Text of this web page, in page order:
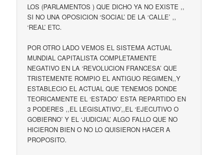
LOS (PARLAMENTOS ) QUE DICHO YA NO EXISTE ,,
SI NO UNA OPOSICION ‘SOCIAL’ DE LA ‘CALLE’ ,,
‘REAL’ ETC.
POR OTRO LADO VEMOS EL SISTEMA ACTUAL
MUNDIAL CAPITALISTA COMPLETAMENTE
NEGATIVO EN LA ‘REVOLUCION FRANCESA’ QUE
TRISTEMENTE ROMPIO EL ANTIGUO REGIMEN,,Y
ESTABLECIO EL ACTUAL QUE TENEMOS DONDE
TEORICAMENTE EL ‘ESTADO’ ESTA REPARTIDO EN
3 PODERES ,,EL LEGISLATIVO’,,EL ‘EJECUTIVO O
GOBIERNO’ Y EL ‘JUDICIAL’ ALGO FALLO QUE NO
HICIERON BIEN O NO LO QUISIERON HACER A
PROPOSITO.